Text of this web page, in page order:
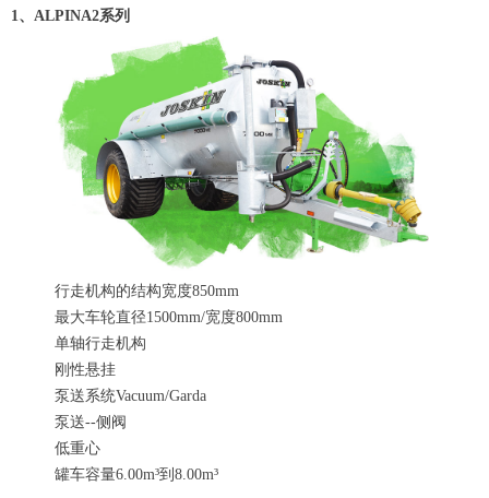
1、ALPINA2系列
行走机构的结构宽度850mm
最大车轮直径1500mm/宽度800mm
单轴行走机构
刚性悬挂
泵送系统Vacuum/Garda
泵送--侧阀
低重心
罐车容量6.00m³到8.00m³